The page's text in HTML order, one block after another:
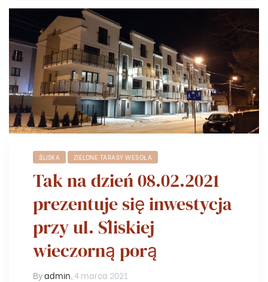
ŚLISKA ZIELONE TARASY WESOŁA
Tak na dzień 08.02.2021
prezentuje się inwestycja
przy ul. Śliskiej
wieczorną porą
Byadmin 4 marca 2021